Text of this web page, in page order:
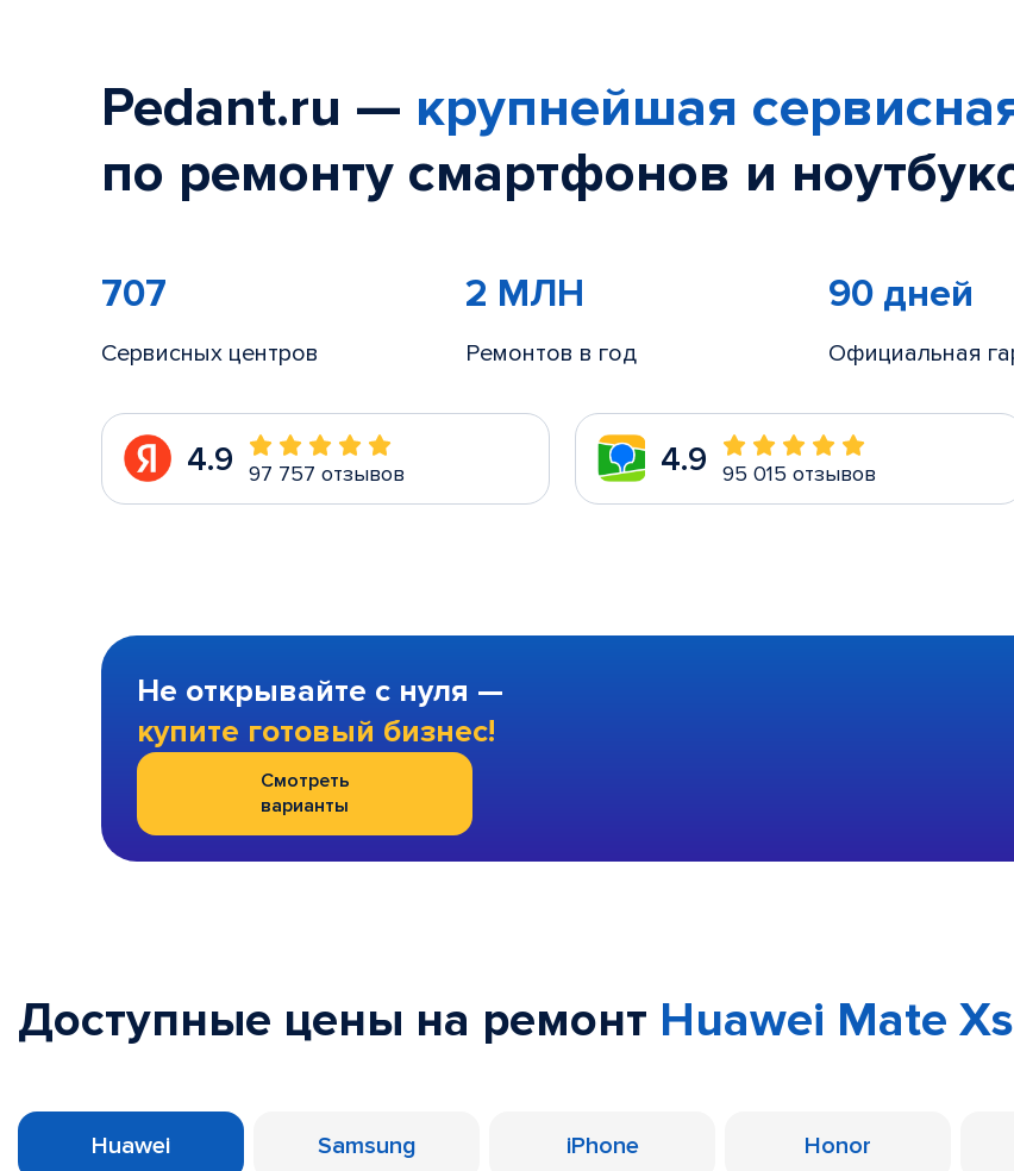
Pedant.ru — крупнейшая
по ремонту смартфонов и
707
Сервисных центров
2 МЛН
Ремонтов в год
90 дней
Официальная
4.9 97 757 отзывов 4.9 95 015 отзывов
Не открывайте с нуля —
купите готовый бизнес!
Смотреть
варианты
Доступные цены на ремонт Huawei Mate Xs
Huawei Samsung iPhone Honor